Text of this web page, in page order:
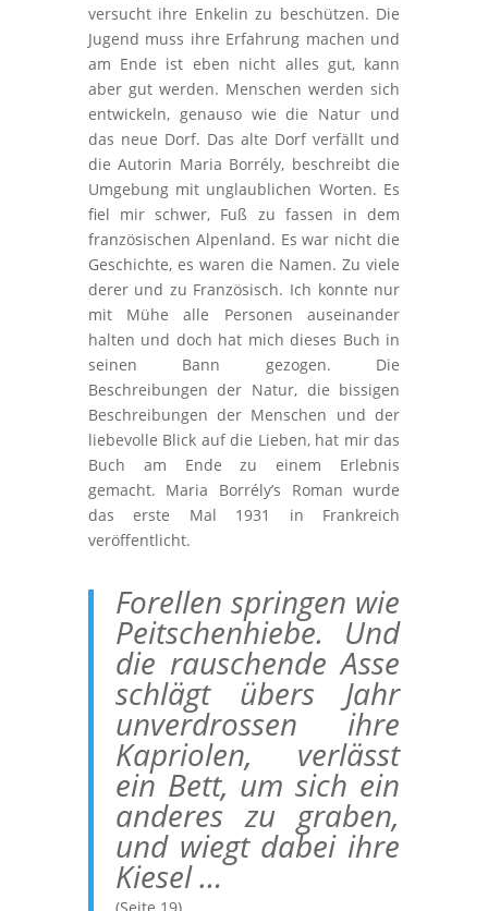
versucht ihre Enkelin zu beschützen. Die
Jugend muss ihre Erfahrung machen und
am Ende ist eben nicht alles gut, kann
aber gut werden. Menschen werden sich
entwickeln, genauso wie die Natur und
das neue Dorf. Das alte Dorf verfällt und
die Autorin Maria Borrély, beschreibt die
Umgebung mit unglaublichen Worten. Es
fiel mir schwer, Fuß zu fassen in dem
französischen Alpenland. Es war nicht die
Geschichte, es waren die Namen. Zu viele
derer und zu Französisch. Ich konnte nur
mit Mühe alle Personen auseinander
halten und doch hat mich dieses Buch in
seinen Bann gezogen. Die
Beschreibungen der Natur, die bissigen
Beschreibungen der Menschen und der
liebevolle Blick auf die Lieben, hat mir das
Buch am Ende zu einem Erlebnis
gemacht. Maria Borrély’s Roman wurde
das erste Mal 1931 in Frankreich
veröffentlicht.
Forellen springen wie
Peitschenhiebe. Und
die rauschende Asse
schlägt übers Jahr
unverdrossen ihre
Kapriolen, verlässt
ein Bett, um sich ein
anderes zu graben,
und wiegt dabei ihre
Kiesel …